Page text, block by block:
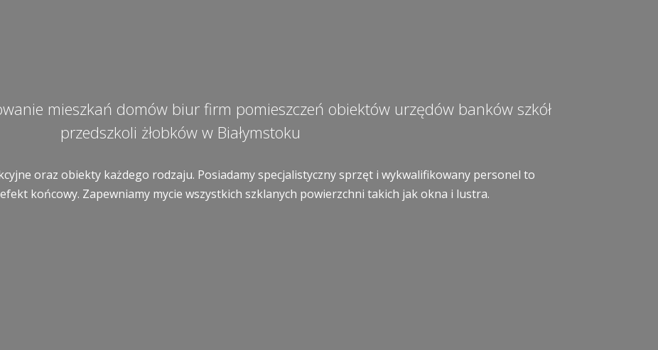
mieszkań domów biur firm pomieszczeń obiektów urzędów banków szkół
przedszkoli żłobków w Białymstoku
oraz obiekty każdego rodzaju. Posiadamy specjalistyczny sprzęt i wykwalifikowany personel to
końcowy. Zapewniamy mycie wszystkich szklanych powierzchni takich jak okna i lustra.